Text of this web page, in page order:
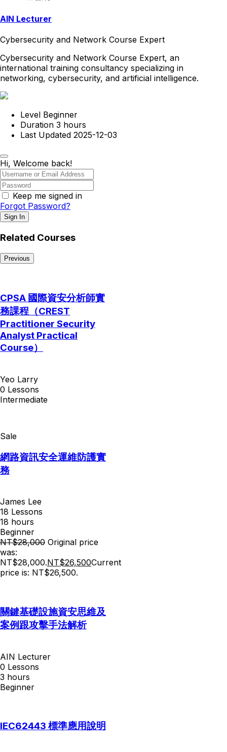
AIN Lecturer
Cybersecurity and Network Course Expert
Cybersecurity and Network Course Expert, an
international training consultancy specializing in
networking, cybersecurity, and artificial intelligence.
Level Beginner
Duration 3 hours
Last Updated 2025-12-03
Hi, Welcome back!
Keep me signed in
Forgot Password?
Sign In
Related Courses
Previous
CPSA 國際資安分析師實
務課程（CREST
Practitioner Security
Analyst Practical
Course）
Yeo Larry
0 Lessons
Intermediate
Sale
網路資訊安全運維防護實
務
James Lee
18 Lessons
18 hours
Beginner
NT$28,000 Original price
was:
NT$28,000.NT$26,500Current
price is: NT$26,500.
關鍵基礎設施資安思維及
案例跟攻擊手法解析
AIN Lecturer
0 Lessons
3 hours
Beginner
IEC62443 標準應用說明